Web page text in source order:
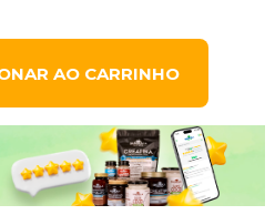
AO CARRINHO